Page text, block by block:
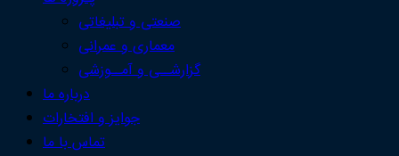
صنعتی و تبلیغاتی
معماری و عمرانی
گزارشــی و آمــوزشی
درباره ما
جوایز و افتخارات
تماس با ما